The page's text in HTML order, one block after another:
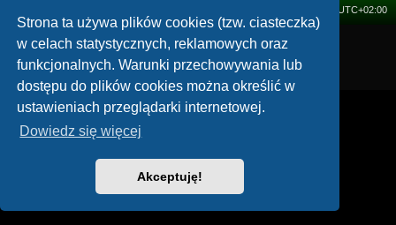
Strona ta używa plików cookies (tzw. ciasteczka)
w celach statystycznych, reklamowych oraz
funkcjonalnych. Warunki przechowywania lub
dostępu do plików cookies można określić w
ustawieniach przeglądarki internetowej.
Dowiedz się więcej
Akceptuję!
UTC+02:00
Technologię dostarczaphpBB® Forum Software © phpBB Limited
Zasady ochrony danych osobowych |Regulamin